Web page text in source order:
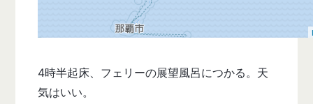
4時半起床、フェリーの展望風呂につかる。天
気はいい。